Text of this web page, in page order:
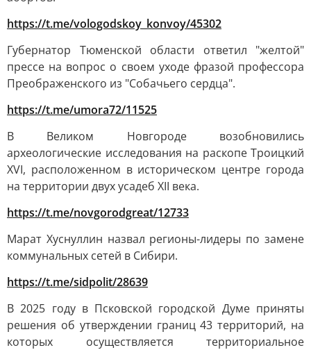
https://t.me/vologodskoy_konvoy/45302
Губернатор Тюменской области ответил "желтой"
прессе на вопрос о своем уходе фразой профессора
Преображенского из "Собачьего сердца".
https://t.me/umora72/11525
В Великом Новгороде возобновились
археологические исследования на раскопе Троицкий
XVI, расположенном в историческом центре города
на территории двух усадеб XII века.
https://t.me/novgorodgreat/12733
Марат Хуснуллин назвал регионы-лидеры по замене
коммунальных сетей в Сибири.
https://t.me/sidpolit/28639
В 2025 году в Псковской городской Думе приняты
решения об утверждении границ 43 территорий, на
которых осуществляется территориальное